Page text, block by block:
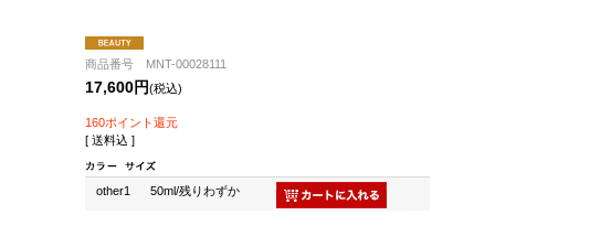
商品番号 MNT-00028111
17,600円(税込)
160ポイント還元
[ 送料込 ]
other1 50ml/残りわずか